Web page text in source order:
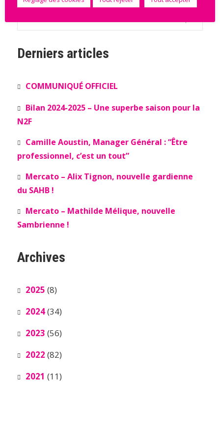
Derniers articles
COMMUNIQUÉ OFFICIEL
Bilan 2024-2025 – Une superbe saison pour la
N2F
Camille Aoustin, Manager Général : “Être
professionnel, c’est un tout”
Mercato – Alix Tignon, nouvelle gardienne
du SAHB !
Mercato – Mathilde Mélique, nouvelle
Sambrienne !
Archives
2025 (8)
2024(34)
2023 (56)
2022 (82)
2021 (11)